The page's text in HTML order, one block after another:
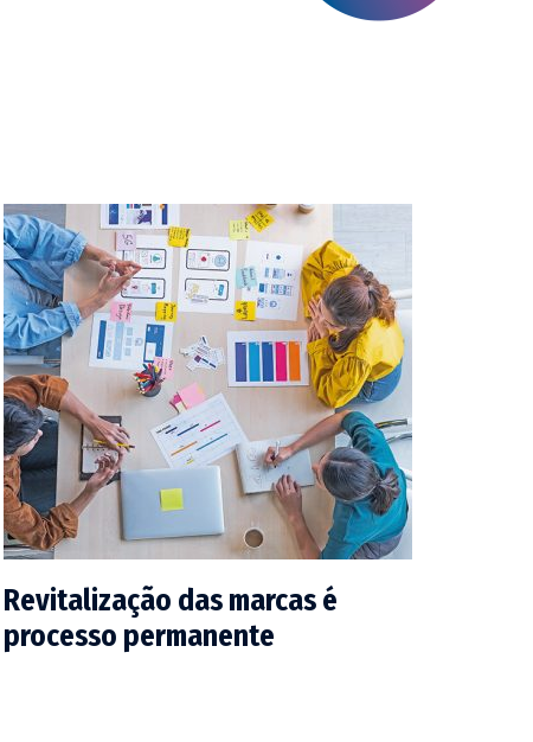
Revitalização das marcas é
processo permanente